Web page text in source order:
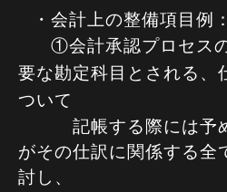
・会計上の整備項目例：
①会計承認プロセス
要な勘定科目とされる、
ついて
記帳する際には予め
がその仕訳に関係する全
討し、